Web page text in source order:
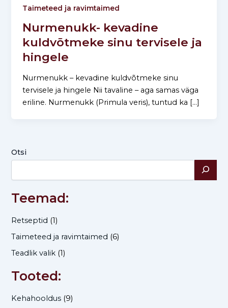
Taimeteed ja ravimtaimed
Nurmenukk- kevadine
kuldvõtmeke sinu tervisele ja
hingele
Nurmenukk – kevadine kuldvõtmeke sinu
tervisele ja hingele Nii tavaline – aga samas väga
eriline. Nurmenukk (Primula veris), tuntud ka […]
Otsi
Teemad:
Retseptid (1)
Taimeteed ja ravimtaimed (6)
Teadlik valik (1)
Tooted:
Kehahooldus (9)